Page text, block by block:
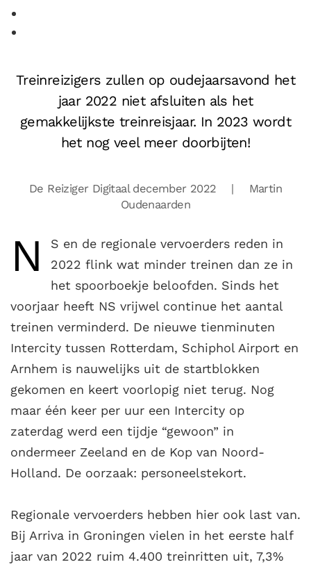
Treinreizigers zullen op oudejaarsavond het
jaar 2022 niet afsluiten als het
gemakkelijkste treinreisjaar. In 2023 wordt
het nog veel meer doorbijten!
De Reiziger Digitaal december 2022 | Martin
Oudenaarden
N
S en de regionale vervoerders reden in
2022 flink wat minder treinen dan ze in
het spoorboekje beloofden. Sinds het
voorjaar heeft NS vrijwel continue het aantal
treinen verminderd. De nieuwe tienminuten
Intercity tussen Rotterdam, Schiphol Airport en
Arnhem is nauwelijks uit de startblokken
gekomen en keert voorlopig niet terug. Nog
maar één keer per uur een Intercity op
zaterdag werd een tijdje “gewoon” in
ondermeer Zeeland en de Kop van Noord-
Holland. De oorzaak: personeelstekort.
Regionale vervoerders hebben hier ook last van.
Bij Arriva in Groningen vielen in het eerste half
jaar van 2022 ruim 4.400 treinritten uit, 7,3%